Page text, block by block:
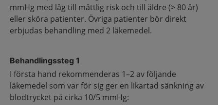
mmHg med låg till måttlig risk och till äldre (> 80 år)
eller sköra patienter. Övriga patienter bör direkt
erbjudas behandling med 2 läkemedel.
Behandlingssteg 1
I första hand rekommenderas 1–2 av följande
läkemedel som var för sig ger en likartad sänkning av
blodtrycket på cirka 10/5 mmHg: